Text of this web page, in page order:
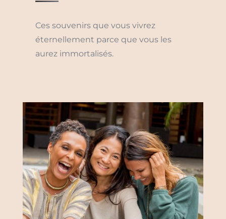
Ces souvenirs que vous vivrez
éternellement parce que vous les
aurez immortalisés.